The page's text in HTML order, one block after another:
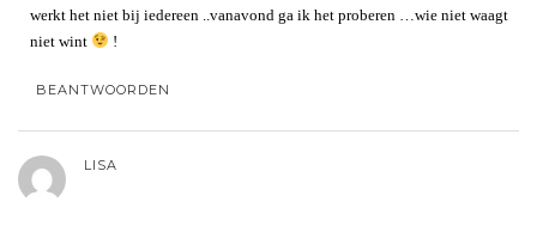
werkt het niet bij iedereen ..vanavond ga ik het proberen …wie niet waagt
niet wint
!
BEANTWOORDEN
LISA